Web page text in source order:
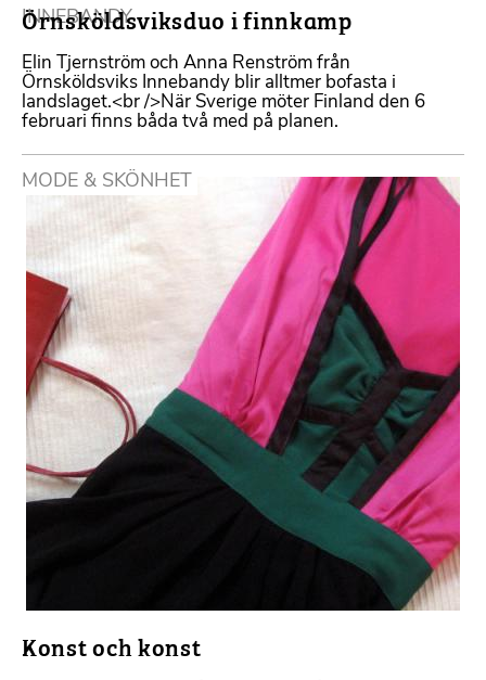
INNEBANDY
Örnsköldsviksduo i finnkamp
Elin Tjernström och Anna Renström från
Örnsköldsviks Innebandy blir alltmer bofasta i
landslaget.<br />När Sverige möter Finland den 6
februari finns båda två med på planen.
MODE & SKÖNHET
Konst och konst